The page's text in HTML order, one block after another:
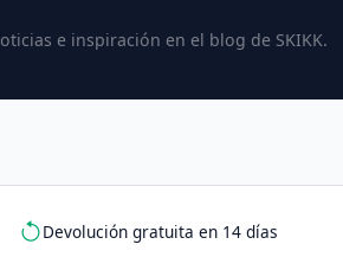
e inspiración en el blog de SKIKK.
Devolución gratuita en 14 días